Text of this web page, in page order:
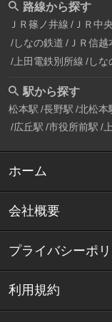
路線から探す
ＪＲ篠ノ井線 ＪＲ中
しなの鉄道 ＪＲ信越
上田電鉄別所線 しな
駅から探す
松本駅 長野駅 北松本
広丘駅 市役所前駅
ホーム
会社概要
プライバシーポ
利用規約